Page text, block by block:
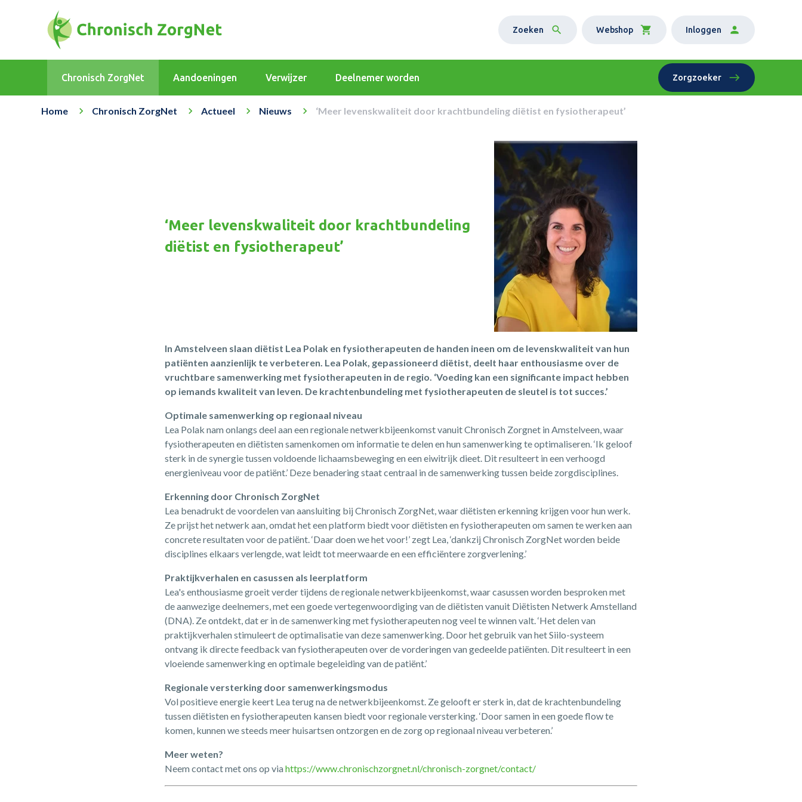
Zoeken Webshop Inloggen
Chronisch ZorgNet Aandoeningen Verwijzer Deelnemer worden Zorgzoeker
Home Chronisch ZorgNet Actueel Nieuws ‘Meer levenskwaliteit door krachtbundeling diëtist en fysiotherapeut’
‘Meer levenskwaliteit door krachtbundeling
diëtist en fysiotherapeut’
In Amstelveen slaan diëtist Lea Polak en fysiotherapeuten de handen ineen om de levenskwaliteit van hun
patiënten aanzienlijk te verbeteren. Lea Polak, gepassioneerd diëtist, deelt haar enthousiasme over de
vruchtbare samenwerking met fysiotherapeuten in de regio. ‘Voeding kan een significante impact hebben
op iemands kwaliteit van leven. De krachtenbundeling met fysiotherapeuten de sleutel is tot succes.’
Optimale samenwerking op regionaal niveau
Lea Polak nam onlangs deel aan een regionale netwerkbijeenkomst vanuit Chronisch Zorgnet in Amstelveen, waar
fysiotherapeuten en diëtisten samenkomen om informatie te delen en hun samenwerking te optimaliseren. ‘Ik geloof
sterk in de synergie tussen voldoende lichaamsbeweging en een eiwitrijk dieet. Dit resulteert in een verhoogd
energieniveau voor de patiënt.’ Deze benadering staat centraal in de samenwerking tussen beide zorgdisciplines.
Erkenning door Chronisch ZorgNet
Lea benadrukt de voordelen van aansluiting bij Chronisch ZorgNet, waar diëtisten erkenning krijgen voor hun werk.
Ze prijst het netwerk aan, omdat het een platform biedt voor diëtisten en fysiotherapeuten om samen te werken aan
concrete resultaten voor de patiënt. ‘Daar doen we het voor!’ zegt Lea, ‘dankzij Chronisch ZorgNet worden beide
disciplines elkaars verlengde, wat leidt tot meerwaarde en een efficiëntere zorgverlening.’
Praktijkverhalen en casussen als leerplatform
Lea's enthousiasme groeit verder tijdens de regionale netwerkbijeenkomst, waar casussen worden besproken met
de aanwezige deelnemers, met een goede vertegenwoordiging van de diëtisten vanuit Diëtisten Netwerk Amstelland
(DNA). Ze ontdekt, dat er in de samenwerking met fysiotherapeuten nog veel te winnen valt. ‘Het delen van
praktijkverhalen stimuleert de optimalisatie van deze samenwerking. Door het gebruik van het Siilo-systeem
ontvang ik directe feedback van fysiotherapeuten over de vorderingen van gedeelde patiënten. Dit resulteert in een
vloeiende samenwerking en optimale begeleiding van de patiënt.’
Regionale versterking door samenwerkingsmodus
Vol positieve energie keert Lea terug na de netwerkbijeenkomst. Ze gelooft er sterk in, dat de krachtenbundeling
tussen diëtisten en fysiotherapeuten kansen biedt voor regionale versterking. ‘Door samen in een goede flow te
komen, kunnen we steeds meer huisartsen ontzorgen en de zorg op regionaal niveau verbeteren.’
Meer weten?
Neem contact met ons op viahttps://www.chronischzorgnet.nl/chronisch-zorgnet/contact/